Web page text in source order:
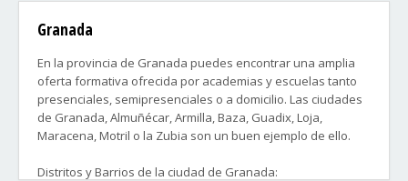
Granada
En la provincia de Granada puedes encontrar una amplia
oferta formativa ofrecida por academias y escuelas tanto
presenciales, semipresenciales o a domicilio. Las ciudades
de Granada, Almuñécar, Armilla, Baza, Guadix, Loja,
Maracena, Motril o la Zubia son un buen ejemplo de ello.
Distritos y Barrios de la ciudad de Granada: